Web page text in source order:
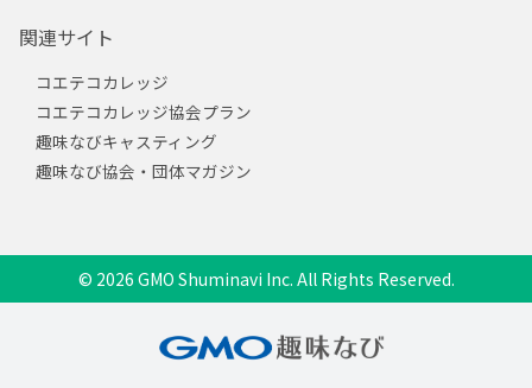
関連サイト
コエテコカレッジ
コエテコカレッジ協会プラン
趣味なびキャスティング
趣味なび協会・団体マガジン
© 2026 GMO Shuminavi Inc. All Rights Reserved.